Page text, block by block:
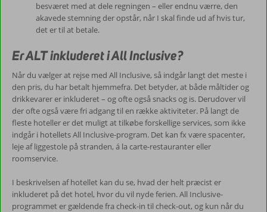
besværet med at dele regningen – eller endnu værre, den
akavede stemning der opstår, når I skal finde ud af hvis tur,
det er til at betale.
Er ALT inkluderet i All Inclusive?
Når du vælger at rejse med All Inclusive, så indgår langt det meste i
den pris, du har betalt hjemmefra. Det betyder, at både måltider og
drikkevarer er inkluderet – og ofte også snacks og is. Derudover vil
der ofte også være fri adgang til en række aktiviteter. På langt de
fleste hoteller er det muligt at tilkøbe forskellige services, som ikke
indgår i hotellets All Inclusive-program. Det kan fx være spacenter,
leje af liggestole på stranden, á la carte-restauranter eller
roomservice.
I beskrivelsen af hotellet kan du se, hvad der helt præcist er
inkluderet på det hotel, hvor du vil nyde ferien. All Inclusive-
programmet er gældende fra check-in til check-out, og kun når du